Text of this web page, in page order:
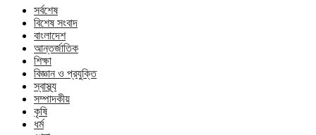
সর্বশেষ
বিশেষ সংবাদ
বাংলাদেশ
আন্তর্জাতিক
শিক্ষা
বিজ্ঞান ও প্রযুক্তি
স্বাস্থ্য
সম্পাদকীয়
কৃষি
ধর্ম